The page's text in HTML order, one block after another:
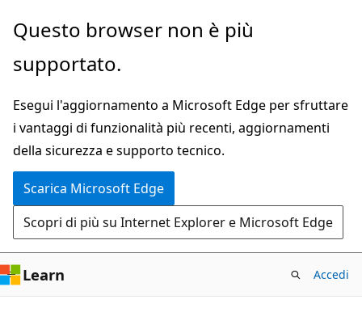
Ignora
passa
contenuto
principale
Questo browser non è più
supportato.
Esegui l'aggiornamento a Microsoft Edge per sfruttare
i vantaggi di funzionalità più recenti, aggiornamenti
della sicurezza e supporto tecnico.
Scarica Microsoft Edge
Scopri di più su Internet Explorer e Microsoft Edge
Learn Accedi